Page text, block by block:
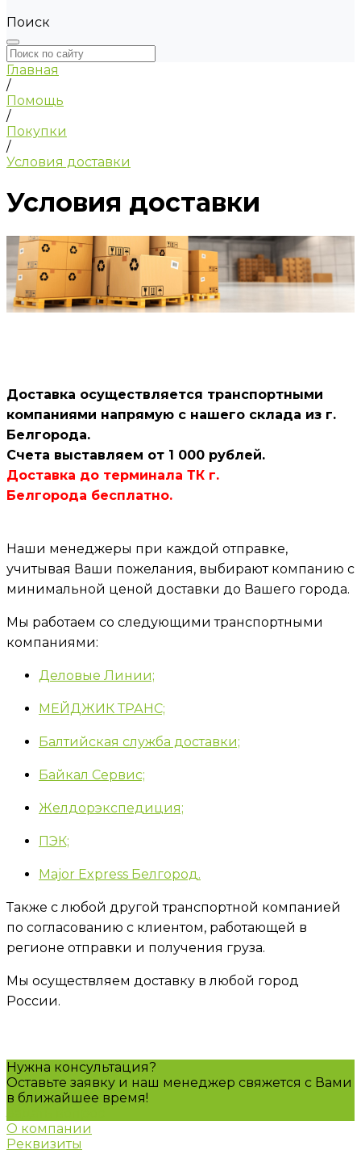
Поиск
Главная
/
Помощь
/
Покупки
/
Условия доставки
Условия доставки
Доставка осуществляется транспортными
компаниями напрямую с нашего склада из г.
Белгорода.
Счета выставляем от 1 000 рублей.
Доставка до терминала ТК г.
Белгорода бесплатно.
Наши менеджеры при каждой отправке,
учитывая Ваши пожелания, выбирают компанию с
минимальной ценой доставки до Вашего города.
Мы работаем со следующими транспортными
компаниями:
Деловые Линии;
МЕЙДЖИК ТРАНС;
Балтийская служба доставки;
Байкал Сервис;
Желдорэкспедиция;
ПЭК;
Major Express Белгород.
Также с любой другой транспортной компанией
по согласованию с клиентом, работающей в
регионе отправки и получения груза.
Мы осуществляем доставку в любой город
России.
Нужна консультация?
Оставьте заявку и наш менеджер свяжется с Вами
в ближайшее время!
О компании
Реквизиты